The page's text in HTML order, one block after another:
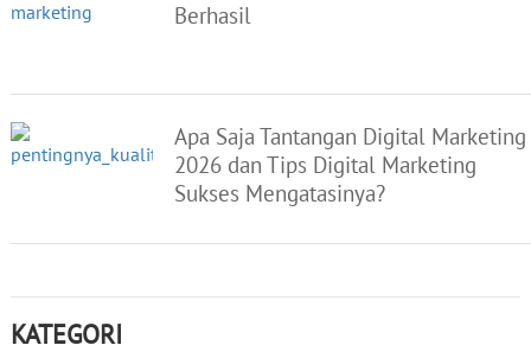
Berhasil
Apa Saja Tantangan Digital Marketing
2026 dan Tips Digital Marketing
Sukses Mengatasinya?
KATEGORI